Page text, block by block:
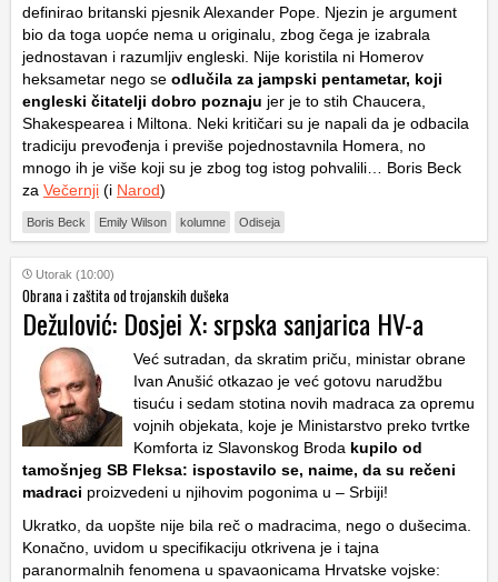
definirao britanski pjesnik Alexander Pope. Njezin je argument
bio da toga uopće nema u originalu, zbog čega je izabrala
jednostavan i razumljiv engleski. Nije koristila ni Homerov
heksametar nego se odlučila za jampski pentametar, koji
engleski čitatelji dobro poznaju jer je to stih Chaucera,
Shakespearea i Miltona. Neki kritičari su je napali da je odbacila
tradiciju prevođenja i previše pojednostavnila Homera, no
mnogo ih je više koji su je zbog tog istog pohvalili… Boris Beck
za Večernji (i Narod)
Boris Beck Emily Wilson kolumne Odiseja
Utorak (10:00)
Obrana i zaštita od trojanskih dušeka
Dežulović: Dosjei X: srpska sanjarica HV-a
Već sutradan, da skratim priču, ministar obrane
Ivan Anušić otkazao je već gotovu narudžbu
tisuću i sedam stotina novih madraca za opremu
vojnih objekata, koje je Ministarstvo preko tvrtke
Komforta iz Slavonskog Broda kupilo od
tamošnjeg SB Fleksa: ispostavilo se, naime, da su rečeni
madraci proizvedeni u njihovim pogonima u – Srbiji!
Ukratko, da uopšte nije bila reč o madracima, nego o dušecima.
Konačno, uvidom u specifikaciju otkrivena je i tajna
paranormalnih fenomena u spavaonicama Hrvatske vojske: